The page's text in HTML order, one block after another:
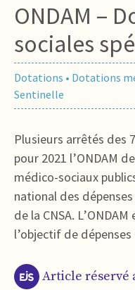
ONDAM –
sociales
Dotations • Dotations
Sentinelle
Plusieurs arrêtés des
pour 2021 l’ONDAM
médico-sociaux
national des
de la CNSA.
l’objectif de dépenses
Article réservé